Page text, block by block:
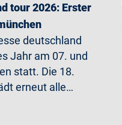
tour 2026: Erster
deutschland
Jahr am 07. und
statt. Die 18.
erneut alle…